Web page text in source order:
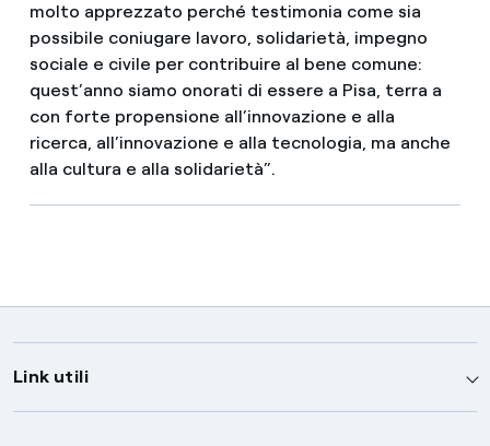
molto apprezzato perché testimonia come sia
possibile coniugare lavoro, solidarietà, impegno
sociale e civile per contribuire al bene comune:
quest’anno siamo onorati di essere a Pisa, terra a
con forte propensione all’innovazione e alla
ricerca, all’innovazione e alla tecnologia, ma anche
alla cultura e alla solidarietà”.
Link utili